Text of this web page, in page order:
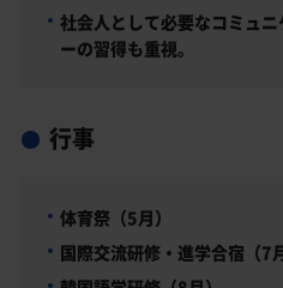
社会人として必要なコミュ
ーの習得も重視。
行事
体育祭（5月）
国際交流研修・進学合宿（7月